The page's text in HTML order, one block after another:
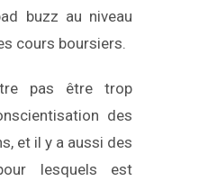
buzz au niveau
cours boursiers.
pas être trop
des
et il y a aussi des
lesquels est